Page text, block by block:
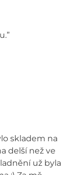
skladem na
delší než ve
už byla